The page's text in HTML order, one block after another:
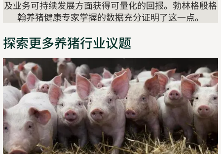
及业务可持续发展方面获得可量化的回报。勃林格殷格
翰养猪健康专家掌握的数据充分证明了这一点。
探索更多养猪行业议题
了
解
敌
人